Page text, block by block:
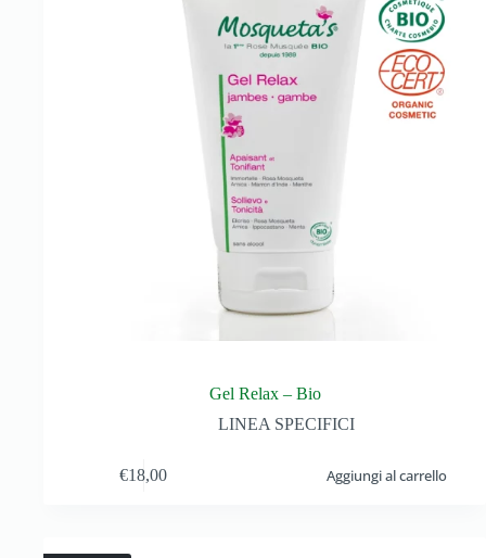
Gel Relax – Bio
LINEA SPECIFICI
€18,00 Aggiungi al carrello